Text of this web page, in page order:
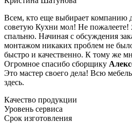
Всем, кто еще выбирает компанию
советую Кухни мол! Не пожалеете!
спальню. Начиная с обсуждения
монтажом никаких проблем не
быстро и качественно. К тому же
Огромное спасибо сборщику
Это мастер своего дела! Всю мебель
здесь.
Качество продукции
Уровень сервиса
Срок изготовления